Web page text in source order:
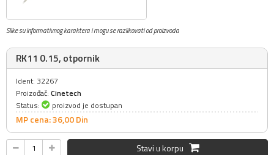
Slike su informativnog karaktera i mogu se razlikovati od proizvoda
RK11 0.15, otpornik
Ident: 32267
Proizođač: Cinetech
Status:
proizvod je dostupan
MP cena: 36,00Din
Stavi u korpu